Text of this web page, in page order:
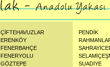
ÇİFTEHAVUZLAR
ERENKÖY
FENERBAHÇE
FENERYOLU
GÖZTEPE
PENDİK
SUADİYE